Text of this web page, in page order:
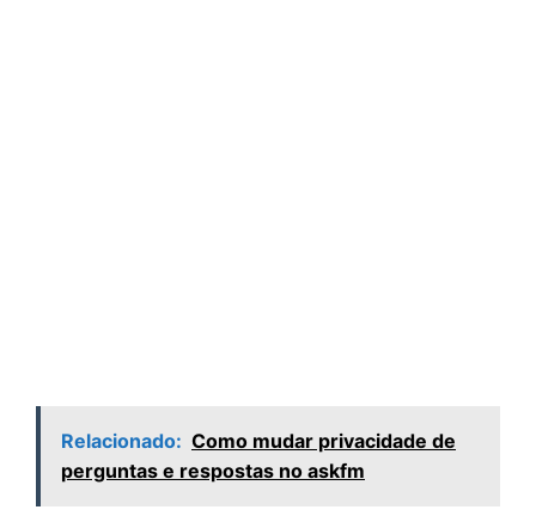
Relacionado: Como mudar privacidade de
perguntas e respostas no askfm